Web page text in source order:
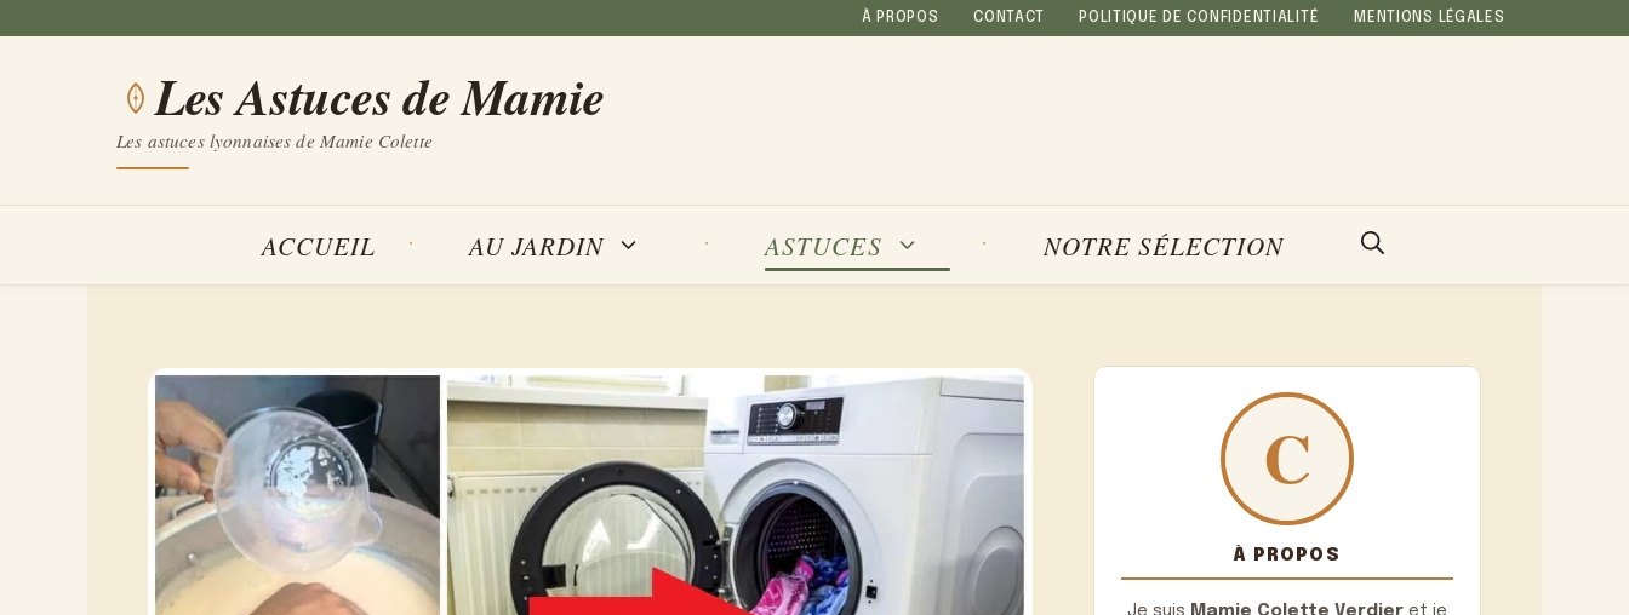
À PROPOS CONTACT POLITIQUE DE CONFIDENTIALITÉ MENTIONS LÉGALES
Les Astuces de Mamie
Les astuces lyonnaises de Mamie Colette
ACCUEIL AU JARDIN ASTUCES NOTRE SÉLECTION
À PROPOS
Je suis Mamie Colette Verdier et je